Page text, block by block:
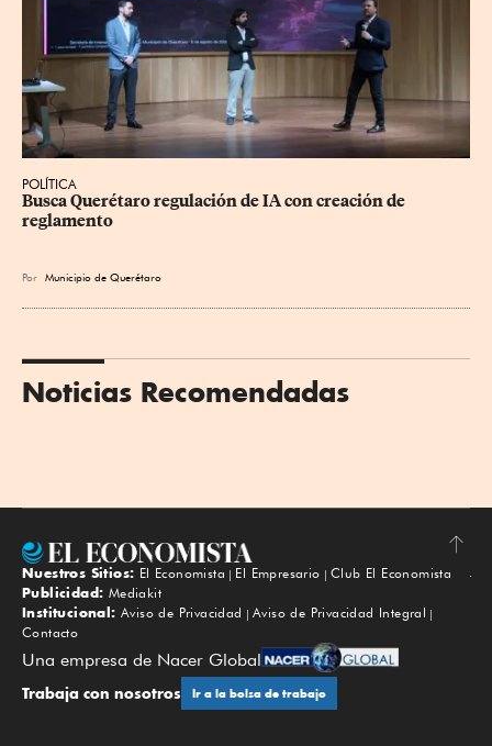
POLÍTICA
Busca Querétaro regulación de IA con creación de
reglamento
Por Municipio de Querétaro
Noticias Recomendadas
Subir
Nuestros Sitios: El Economista El Empresario
Club El Economista
Publicidad: Mediakit
Institucional: Aviso de Privacidad
Aviso de Privacidad Integral
Contacto
Una empresa de Nacer Global
Trabaja con nosotros Ir a la bolsa de trabajo